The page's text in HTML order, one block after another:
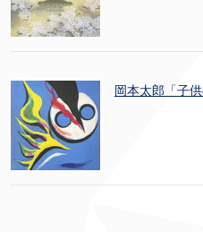
岡本太郎「子